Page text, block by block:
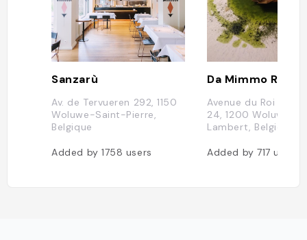
Sanzarù
Av. de Tervueren 292, 1150
Woluwe-Saint-Pierre,
Belgique
Added by1758 users
Avenue du Roi
24, 1200 Woluwe-
Lambert, Belgique
Added by717users